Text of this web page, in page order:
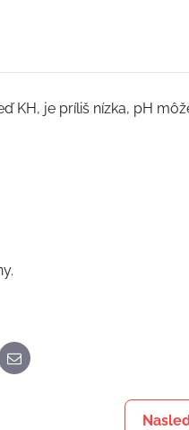
KH, je príliš nízka, pH
E-
mail